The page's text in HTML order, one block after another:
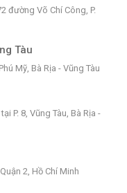
đường Võ Chí Công, P.
Tàu
Mỹ, Bà Rịa - Vũng Tàu
P. 8, Vũng Tàu, Bà Rịa -
2, Hồ Chí Minh